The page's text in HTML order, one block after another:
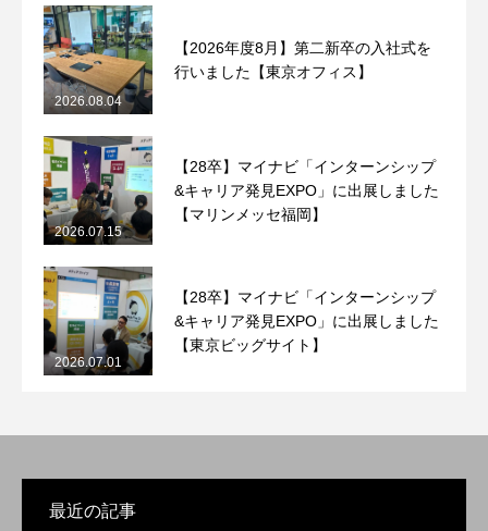
【2026年度8月】第二新卒の入社式を
行いました【東京オフィス】
2026.08.04
【28卒】マイナビ「インターンシップ
&キャリア発見EXPO」に出展しました
【マリンメッセ福岡】
2026.07.15
【28卒】マイナビ「インターンシップ
&キャリア発見EXPO」に出展しました
【東京ビッグサイト】
2026.07.01
最近の記事